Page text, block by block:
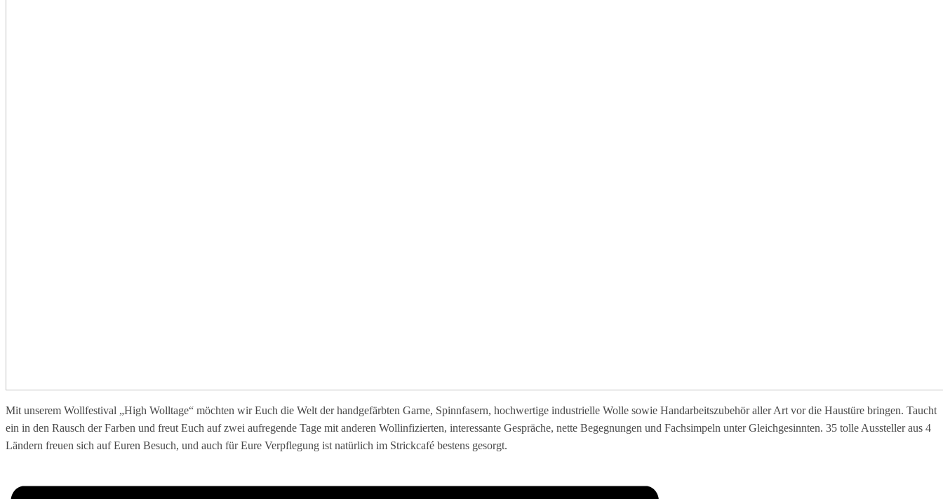
Mit unserem Wollfestival „High Wolltage“ möchten wir Euch die Welt der handgefärbten Garne, Spinnfasern, hochwertige industrielle Wolle sowie Handarbeitszubehör aller Art vor die Haustüre bringen. Taucht
ein in den Rausch der Farben und freut Euch auf zwei aufregende Tage mit anderen Wollinfizierten, interessante Gespräche, nette Begegnungen und Fachsimpeln unter Gleichgesinnten. 35 tolle Aussteller aus 4
Ländern freuen sich auf Euren Besuch, und auch für Eure Verpflegung ist natürlich im Strickcafé bestens gesorgt.